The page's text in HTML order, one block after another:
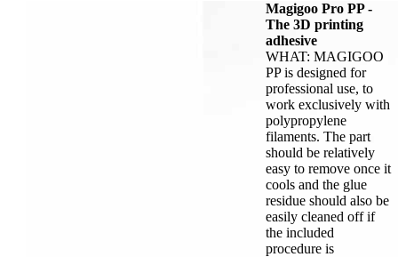
Magigoo Pro PP -
The 3D printing
adhesive
WHAT: MAGIGOO
PP is designed for
professional use, to
work exclusively with
polypropylene
filaments. The part
should be relatively
easy to remove once it
cools and the glue
residue should also be
easily cleaned off if
the included
procedure is